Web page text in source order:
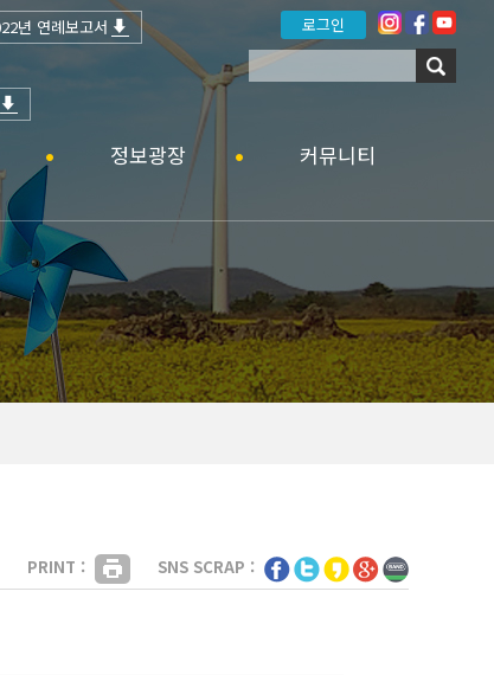
년 연례보고서
로그인
정보광장
공지사항
6차산업 뉴스
타기관 공고
자료실
커뮤니티
갤러리
홍보영상
PRINT : SNS SCRAP :